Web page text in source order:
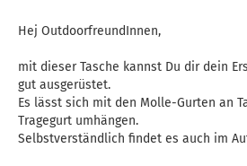
Hej OutdoorfreundInnen,
mit dieser Tasche kannst Du dir dein
gut ausgerüstet.
Es lässt sich mit den Molle-Gurten an
Tragegurt umhängen.
Selbstverständlich findet es auch im